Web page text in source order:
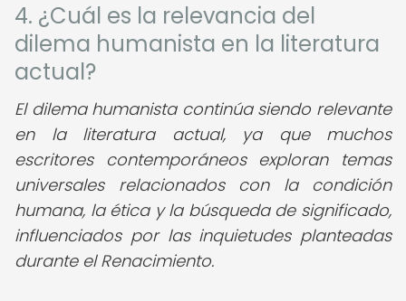
4. ¿Cuál es la relevancia del
dilema humanista en la literatura
actual?
El dilema humanista continúa siendo relevante
en la literatura actual, ya que muchos
escritores contemporáneos exploran temas
universales relacionados con la condición
humana, la ética y la búsqueda de significado,
influenciados por las inquietudes planteadas
durante el Renacimiento.